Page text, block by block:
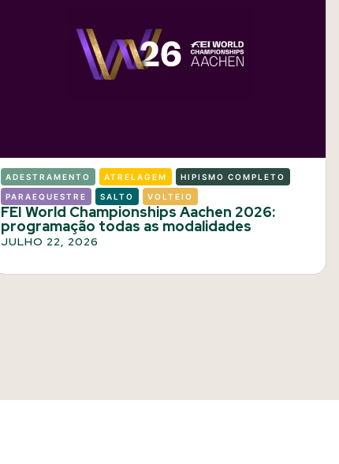
ADESTRAMENTO ATRELAGEM HIPISMO COMPLETO
PARAEQUESTRE SALTO VOLTEIO
FEI World Championships Aachen 2026:
programação todas as modalidades
JULHO 22, 2026